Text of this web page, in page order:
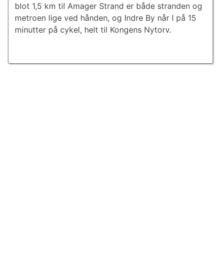
blot 1,5 km til Amager Strand er både stranden og
metroen lige ved hånden, og Indre By når I på 15
minutter på cykel, helt til Kongens Nytorv.